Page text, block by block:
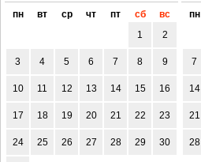
пн вт ср чт пт сб
вс
1
2
3 4 5 6 7 8 9
10 11 12 13 14 15 16
17 18 19 20 21 22 23
24 25 26 27 28 29 30
пн
7
14
21
28